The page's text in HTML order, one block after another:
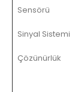
Sensörü
Sinyal Sistemi
Çözünürlük